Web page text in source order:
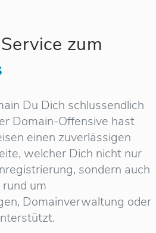
zum
Du Dich schlussendlich
Domain-Offensive hast
einen zuverlässigen
welcher Dich nicht nur
sondern auch
um
Domainverwaltung oder